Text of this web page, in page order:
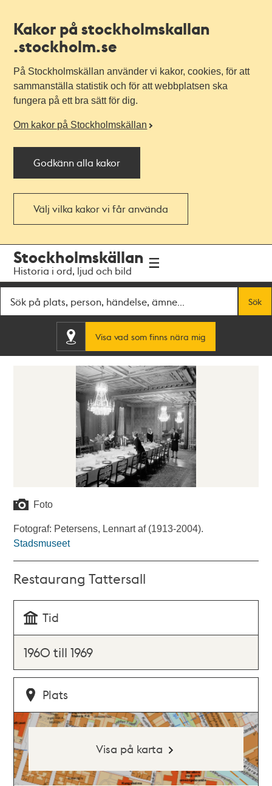
Kakor på stockholmskallan
.stockholm.se
På Stockholmskällan använder vi kakor, cookies, för att
sammanställa statistik och för att webbplatsen ska
fungera på ett bra sätt för dig.
Om kakor på Stockholmskällan
Godkänn alla kakor
Välj vilka kakor vi får använda
navigationen
huvudinnehållet
Stockholmskällan
Historia i ord, ljud och bild
Sök
Visa vad som finns nära mig
Foto
Fotograf: Petersens, Lennart af (1913-2004).
Stadsmuseet
Restaurang Tattersall
Tid
1960 till 1969
Plats
Visa på karta